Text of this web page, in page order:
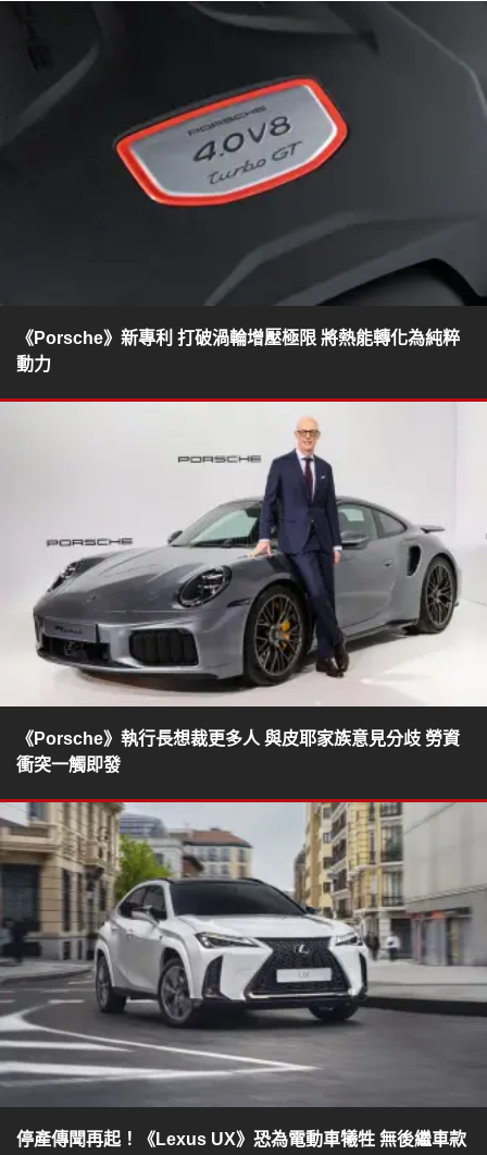
《Porsche》新專利 打破渦輪增壓極限 將熱能轉化為純粹
動力
《Porsche》執行長想裁更多人 與皮耶家族意見分歧 勞資
衝突一觸即發
停產傳聞再起！《Lexus UX》恐為電動車犧牲 無後繼車款